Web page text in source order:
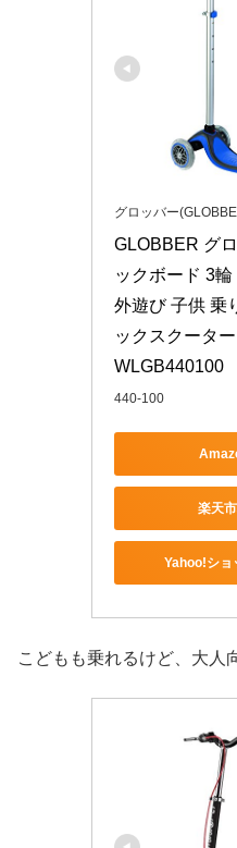
グロッバー
GLOBBER グ
ックボード 3
外遊び 子供 乗
ックスクータ
WLGB440100
440-100
楽天
Yahoo!ショ
こどもも乗れるけど、大人